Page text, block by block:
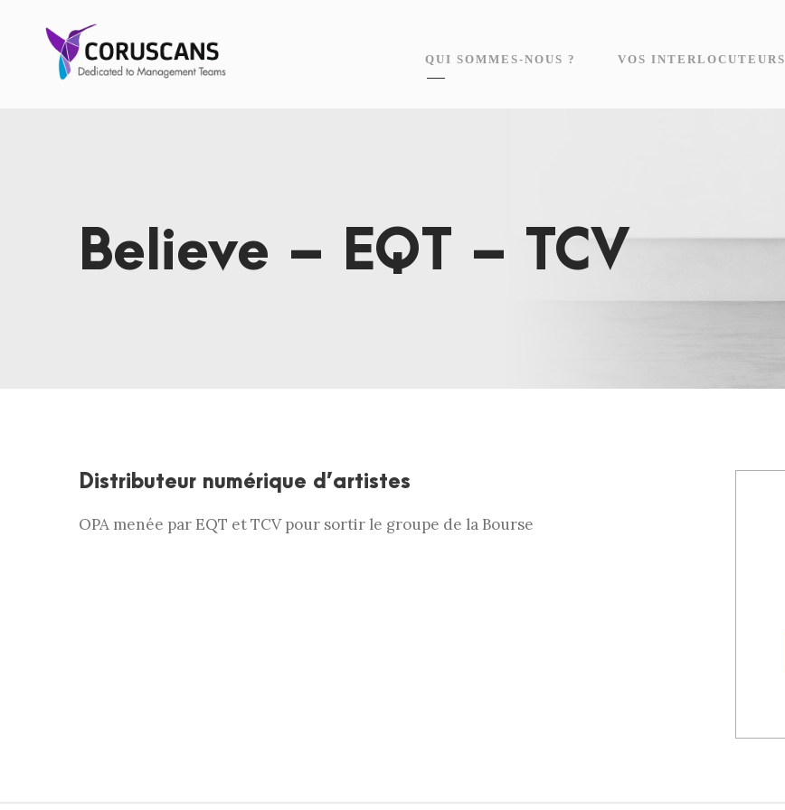
QUI SOMMES-NOUS ? VOS INTERLOCUTEURS
Believe – EQT – TCV
Distributeur numérique d’artistes
OPA menée par EQT et TCV pour sortir le groupe de la Bourse